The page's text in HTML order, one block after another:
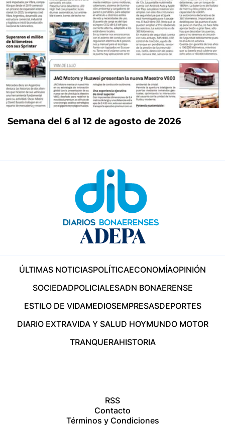
Semana del 6 al 12 de agosto de 2026
ÚLTIMAS NOTICIASPOLÍTICAECONOMÍAOPINIÓN
SOCIEDADPOLICIALESADN BONAERENSE
ESTILO DE VIDAMEDIOSEMPRESASDEPORTES
DIARIO EXTRAVIDA Y SALUD HOYMUNDO MOTOR
TRANQUERAHISTORIA
RSS
Contacto
Términos y Condiciones